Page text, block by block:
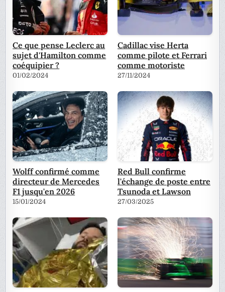
Ce que pense Leclerc au
sujet d'Hamilton comme
coéquipier ?
01/02/2024
Cadillac vise Herta
comme pilote et Ferrari
comme motoriste
27/11/2024
Wolff confirmé comme
directeur de Mercedes
F1 jusqu'en 2026
15/01/2024
Red Bull confirme
l'échange de poste entre
Tsunoda et Lawson
27/03/2025